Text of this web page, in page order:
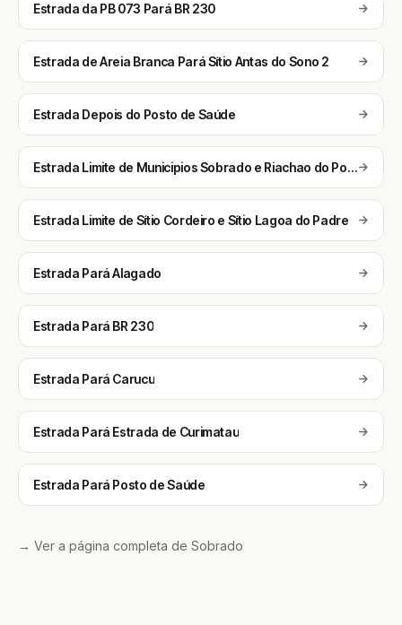
Estrada da PB 073 Pará BR 230
Estrada de Areia Branca Pará Sítio Antas do Sono 2
Estrada Depois do Posto de Saúde
Estrada Limite de Municipios Sobrado e Riachao do Poco a BR230
Estrada Limite de Sítio Cordeiro e Sítio Lagoa do Padre
Estrada Pará Alagado
Estrada Pará BR 230
Estrada Pará Carucu
Estrada Pará Estrada de Curimatau
Estrada Pará Posto de Saúde
→ Ver a página completa de Sobrado